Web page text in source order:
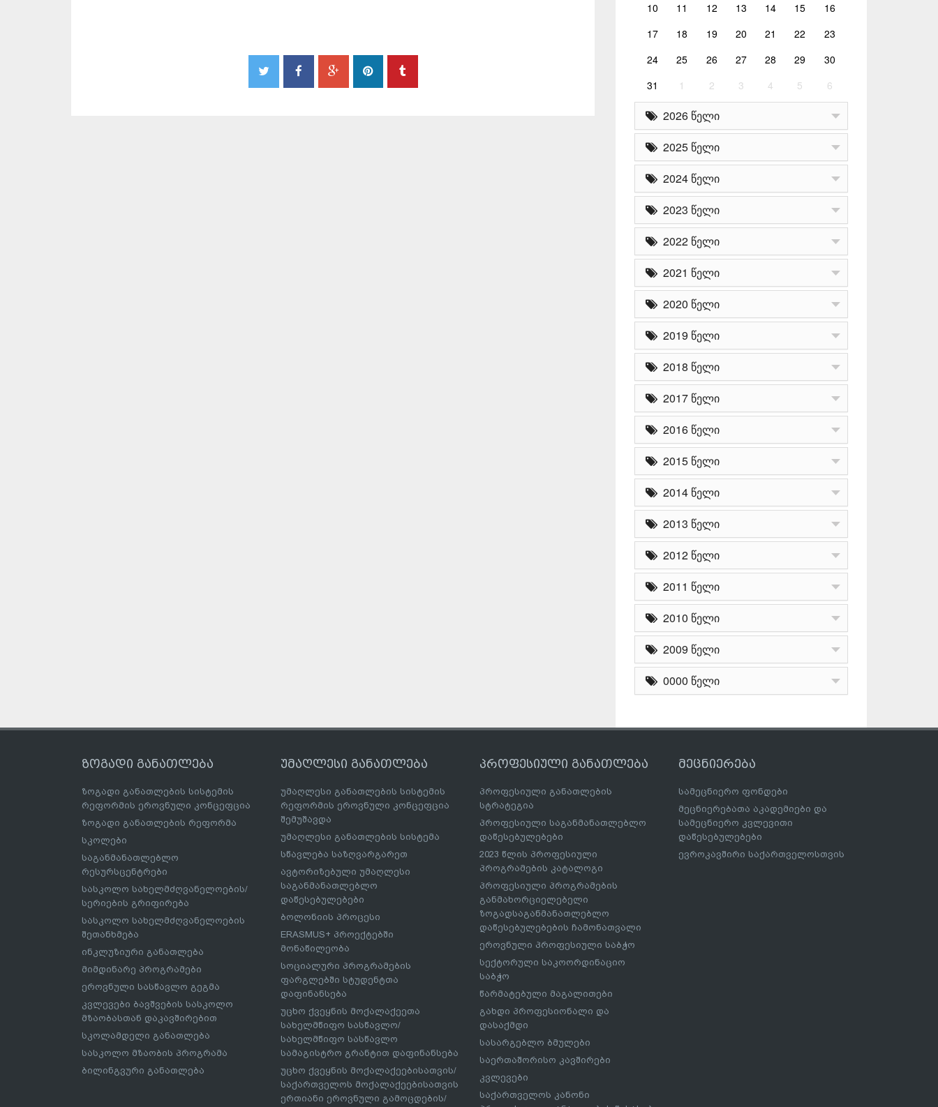
10
11 12 13 14 15
16
17
18 19 20 21 22
23
24
25 26 27 28 29
30
31
1 2 3 4 5 6
2026 წელი
2025 წელი
2024 წელი
2023 წელი
2022 წელი
2021 წელი
2020 წელი
2019 წელი
2018 წელი
2017 წელი
2016 წელი
2015 წელი
2014 წელი
2013 წელი
2012 წელი
2011 წელი
2010 წელი
2009 წელი
0000 წელი
ზოგადი განათლება
ზოგადი განათლების სისტემის
რეფორმის ეროვნული კონცეფცია
ზოგადი განათლების რეფორმა
სკოლები
საგანმანათლებლო
რესურსცენტრები
სასკოლო სახელმძღვანელოების/
სერიების გრიფირება
სასკოლო სახელმძღვანელოების
შეთანხმება
ინკლუზიური განათლება
მიმდინარე პროგრამები
ეროვნული სასწავლო გეგმა
კვლევები ბავშვების სასკოლო
მზაობასთან დაკავშირებით
სკოლამდელი განათლება
სასკოლო მზაობის პროგრამა
ბილინგვური განათლება
უმაღლესი განათლება
უმაღლესი განათლების სისტემის
რეფორმის ეროვნული კონცეფცია
შემუშავდა
უმაღლესი განათლების სისტემა
სწავლება საზღვარგარეთ
ავტორიზებული უმაღლესი
საგანმანათლებლო
დაწესებულებები
ბოლონიის პროცესი
ERASMUS+ პროექტებში
მონაწილეობა
სოციალური პროგრამების
ფარგლებში სტუდენტთა
დაფინანსება
უცხო ქვეყნის მოქალაქეეთა
სახელმწიფო სასწავლო/
სახელმწიფო სასწავლო
სამაგისტრო გრანტით დაფინანსება
უცხო ქვეყნის მოქალაქეებისათვის/
საქართველოს მოქალაქეებისათვის
ერთიანი ეროვნული გამოცდების/
პროფესიული განათლება
პროფესიული განათლების
სტრატეგია
პროფესიული საგანმანათლებლო
დაწესებულებები
2023 წლის პროფესიული
პროგრამების კატალოგი
პროფესიული პროგრამების
განმახორციელებელი
ზოგადსაგანმანათლებლო
დაწესებულებების ჩამონათვალი
ეროვნული პროფესიული საბჭო
სექტორული საკოორდინაციო
საბჭო
წარმატებული მაგალითები
გახდი პროფესიონალი და
დასაქმდი
სასარგებლო ბმულები
საერთაშორისო კავშირები
კვლევები
საქართველოს კანონი
მეცნიერება
სამეცნიერო ფონდები
მეცნიერებათა აკადემიები და
სამეცნიერო კვლევითი
დაწესებულებები
ევროკავშირი საქართველოსთვის